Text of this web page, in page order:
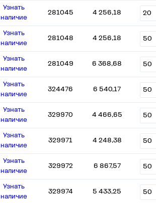
Узнать
наличие
281045 4 256,18
Узнать
наличие
281048 4 256,18
Узнать
наличие
281049 6 368,68
Узнать
наличие
324476 6 540,17
Узнать
наличие
329970 4 466,65
Узнать
наличие
329971 4 248,38
Узнать
наличие
329972 6 867,57
Узнать
наличие
329974 5 433,25